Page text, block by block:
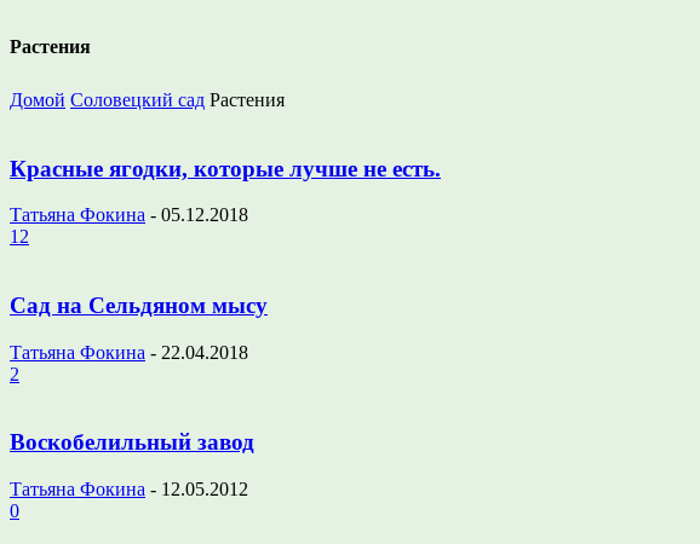
Растения
Домой Соловецкий сад Растения
Красные ягодки, которые лучше не есть.
Татьяна Фокина - 05.12.2018
12
Сад на Сельдяном мысу
Татьяна Фокина - 22.04.2018
2
Воскобелильный завод
Татьяна Фокина - 12.05.2012
0